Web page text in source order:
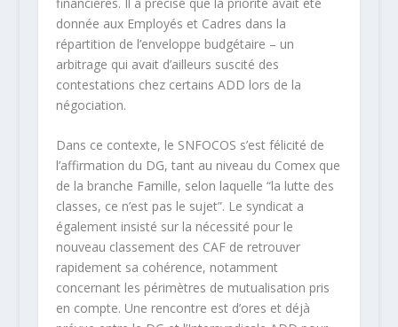
donnée aux Employés et Cadres dans la
répartition de l’enveloppe budgétaire – un
arbitrage qui avait d’ailleurs suscité des
contestations chez certains ADD lors de la
négociation.
Dans ce contexte, le SNFOCOS s’est félicité de
l’affirmation du DG, tant au niveau du Comex que
de la branche Famille, selon laquelle “la lutte des
classes, ce n’est pas le sujet”. Le syndicat a
également insisté sur la nécessité pour le
nouveau classement des CAF de retrouver
rapidement sa cohérence, notamment
concernant les périmètres de mutualisation pris
en compte. Une rencontre est d’ores et déjà